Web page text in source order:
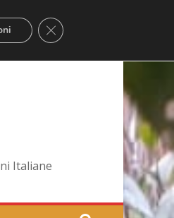
Italiane
Close GDPR Cookie Banner